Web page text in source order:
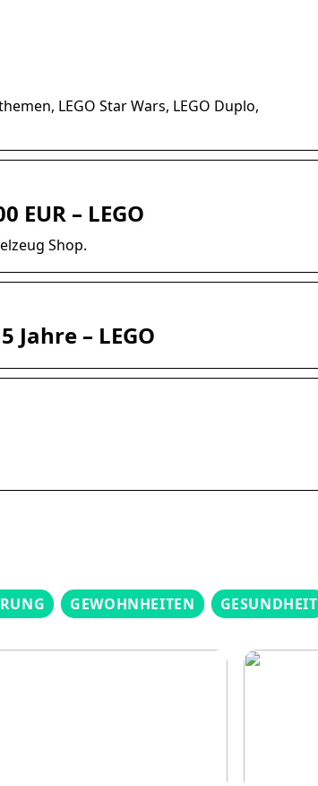
LEGO Star Wars, LEGO Duplo,
EUR – LEGO
Shop.
Jahre – LEGO
GEWOHNHEITEN GESUNDHEIT